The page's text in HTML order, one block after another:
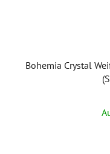
Bohemia Crystal